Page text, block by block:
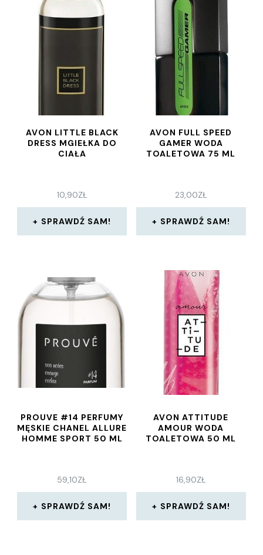
AVON LITTLE BLACK
DRESS MGIEŁKA DO
CIAŁA
10,90ZŁ
SPRAWDŹ SAM!
AVON FULL SPEED
GAMER WODA
TOALETOWA 75 ML
23,00ZŁ
SPRAWDŹ SAM!
PROUVE #14 PERFUMY
MĘSKIE CHANEL ALLURE
HOMME SPORT 50 ML
59,10ZŁ
SPRAWDŹ SAM!
AVON ATTITUDE
AMOUR WODA
TOALETOWA 50 ML
16,90ZŁ
SPRAWDŹ SAM!